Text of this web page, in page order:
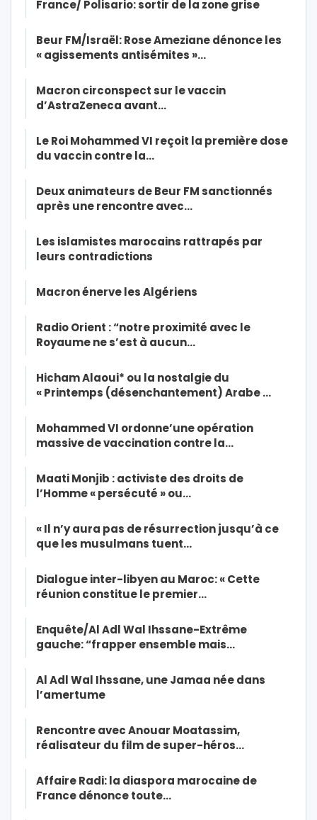
France/ Polisario: sortir de la zone grise
Beur FM/Israël: Rose Ameziane dénonce les
« agissements antisémites »…
Macron circonspect sur le vaccin
d’AstraZeneca avant…
Le Roi Mohammed VI reçoit la première dose
du vaccin contre la…
Deux animateurs de Beur FM sanctionnés
après une rencontre avec…
Les islamistes marocains rattrapés par
leurs contradictions
Macron énerve les Algériens
Radio Orient : “notre proximité avec le
Royaume ne s’est à aucun…
Hicham Alaoui* ou la nostalgie du
« Printemps (désenchantement) Arabe …
Mohammed VI ordonne’une opération
massive de vaccination contre la…
Maati Monjib : activiste des droits de
l’Homme « persécuté » ou…
« Il n’y aura pas de résurrection jusqu’à ce
que les musulmans tuent…
Dialogue inter-libyen au Maroc: « Cette
réunion constitue le premier…
Enquête/Al Adl Wal Ihssane-Extrême
gauche: “frapper ensemble mais…
Al Adl Wal Ihssane, une Jamaa née dans
l’amertume
Rencontre avec Anouar Moatassim,
réalisateur du film de super-héros…
Affaire Radi: la diaspora marocaine de
France dénonce toute…